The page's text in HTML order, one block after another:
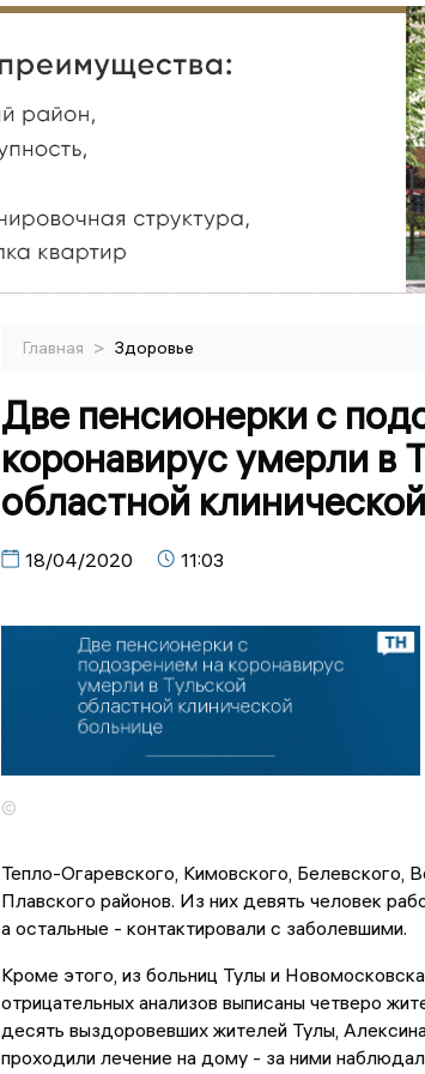
Главная > Здоровье
Две пенсионерки с
коронавирус умерли в
областной
18/04/2020 11:03
©
Тепло-Огаревского, Кимовского, Белевского,
Плавского районов. Из них девять человек
а остальные - контактировали с заболевшими.
Кроме этого, из больниц Тулы и
отрицательных анализов выписаны четверо
десять выздоровевших жителей Тулы,
проходили лечение на дому - за ними